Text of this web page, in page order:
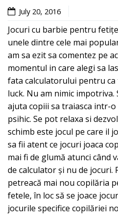
July 20, 2016
Jocuri cu barbie pentru
unele dintre cele mai
am sa ezit sa comentez pe
momentul in care alegi sa
fata calculatorului pentru
luck. Nu am nimic
ajuta copiii sa traiasca intr-
psihic. Se pot relaxa si
schimb este jocul pe care il
sa fii atent ce jocuri joaca
mai fi de glumă atunci când
de calculator și nu de jocuri.
petreacă mai nou copilăria
fetele, în loc să se joace
jocurile specifice copilăriei